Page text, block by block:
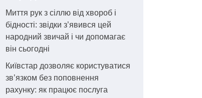
Миття рук з сіллю від хвороб і
бідності: звідки з’явився цей
народний звичай і чи допомагає
він сьогодні
Київстар дозволяє користуватися
зв’язком без поповнення
рахунку: як працює послуга